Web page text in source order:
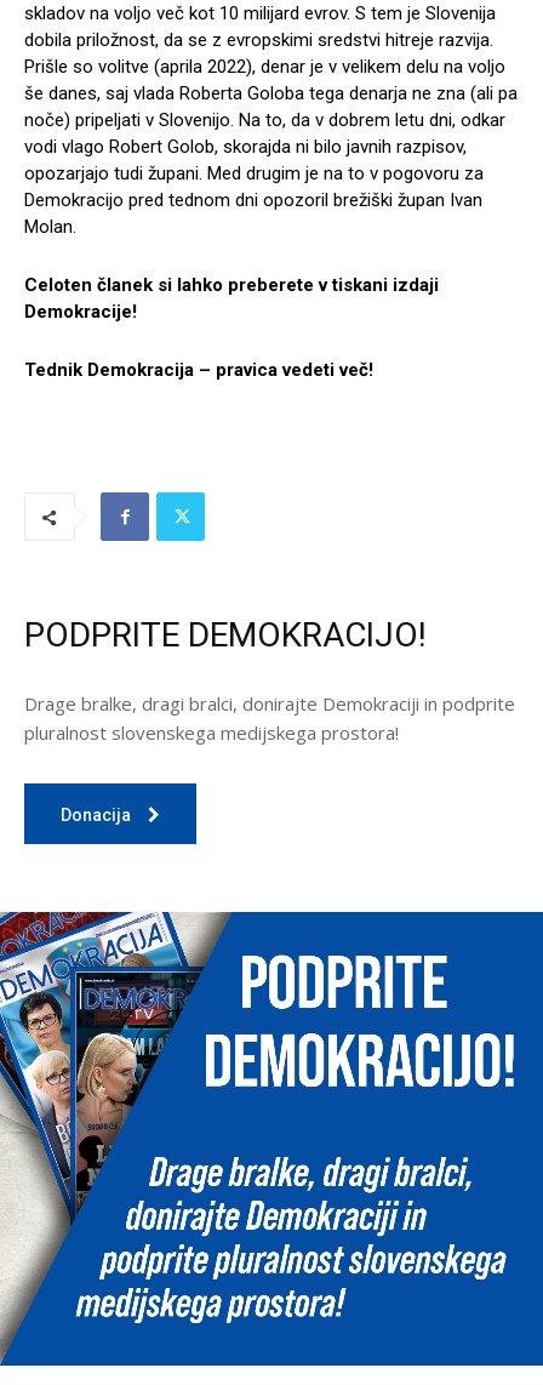
skladov na voljo več kot 10 milijard evrov. S tem je Slovenija
dobila priložnost, da se z evropskimi sredstvi hitreje razvija.
Prišle so volitve (aprila 2022), denar je v velikem delu na voljo
še danes, saj vlada Roberta Goloba tega denarja ne zna (ali pa
noče) pripeljati v Slovenijo. Na to, da v dobrem letu dni, odkar
vodi vlago Robert Golob, skorajda ni bilo javnih razpisov,
opozarjajo tudi župani. Med drugim je na to v pogovoru za
Demokracijo pred tednom dni opozoril brežiški župan Ivan
Molan.
Celoten članek si lahko preberete v tiskani izdaji
Demokracije!
Tednik Demokracija – pravica vedeti več!
PODPRITE DEMOKRACIJO!
Drage bralke, dragi bralci, donirajte Demokraciji in podprite
pluralnost slovenskega medijskega prostora!
Donacija